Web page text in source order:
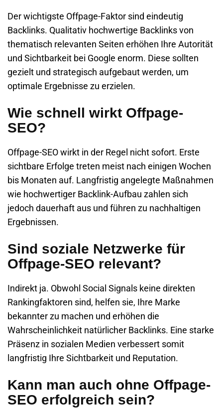
Der wichtigste Offpage-Faktor sind eindeutig
Backlinks. Qualitativ hochwertige Backlinks von
thematisch relevanten Seiten erhöhen Ihre Autorität
und Sichtbarkeit bei Google enorm. Diese sollten
gezielt und strategisch aufgebaut werden, um
optimale Ergebnisse zu erzielen.
Wie schnell wirkt Offpage-
SEO?
Offpage-SEO wirkt in der Regel nicht sofort. Erste
sichtbare Erfolge treten meist nach einigen Wochen
bis Monaten auf. Langfristig angelegte Maßnahmen
wie hochwertiger Backlink-Aufbau zahlen sich
jedoch dauerhaft aus und führen zu nachhaltigen
Ergebnissen.
Sind soziale Netzwerke für
Offpage-SEO relevant?
Indirekt ja. Obwohl Social Signals keine direkten
Rankingfaktoren sind, helfen sie, Ihre Marke
bekannter zu machen und erhöhen die
Wahrscheinlichkeit natürlicher Backlinks. Eine starke
Präsenz in sozialen Medien verbessert somit
langfristig Ihre Sichtbarkeit und Reputation.
Kann man auch ohne Offpage-
SEO erfolgreich sein?